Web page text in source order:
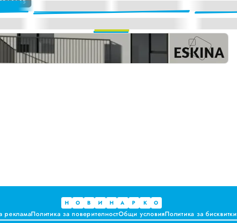
Предлагат ли някакви хранителни ползи?
които не ни ценят
ръководители на болници и общински дружества във Варна
| 16:15
Н О В И Н А Р К О
рекламаПолитика за поверителностОбщи условияПолитика за бисквитки